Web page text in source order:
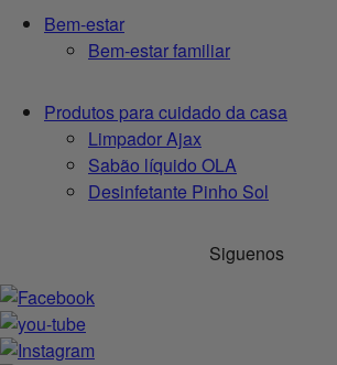
Bem-estar
Bem-estar familiar
Produtos para cuidado da casa
Limpador Ajax
Sabão líquido OLA
Desinfetante Pinho Sol
Siguenos